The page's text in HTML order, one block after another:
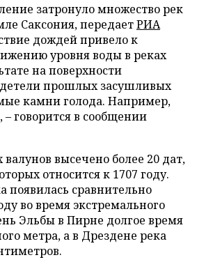
затронуло множество рек
Саксония, передаетРИА
дождей привело к
уровня воды в реках
на поверхности
прошлых засушливых
камни голода. Например,
говорится в сообщении
высечено более 20 дат,
относится к 1707 году.
появилась сравнительно
во время экстремального
Эльбы в Пирне долгое время
метра, а в Дрездене река